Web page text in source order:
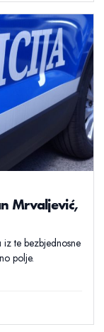
Mrvaljević,
iz te bezbjednosne
polje.